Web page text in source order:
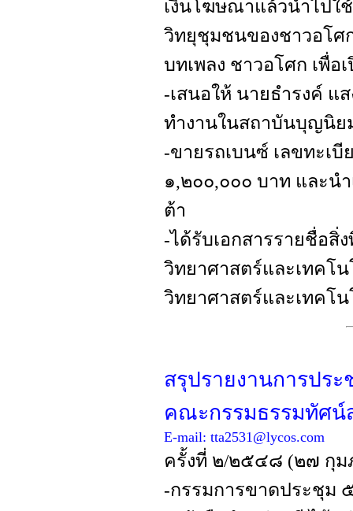
เงินโฆษณาแล้วนำไปใ
วิทยุชุมชนของชาวอโศ
บทเพลง ชาวอโศก เพื่
-เสนอให้ นายธำรงค์
ทำงานในสถาบันบุญนิย
-ขายรถเบนซ์ เลขทะเ
๑,๒๐๐,๐๐๐ บาท และน
ต้า
-ได้รับเอกสารรายชื่อสิ่
วิทยาศาสตร์และเทคโ
วิทยาศาสตร์และเทคโน
สรุปรายงานการประ
คณะกรรมธรรมทัศน์
E-mail: tta2531@lycos.com
ครั้งที่ ๒/๒๕๔๘ (๒๗ กุ
-กรรมการขาดประชุม